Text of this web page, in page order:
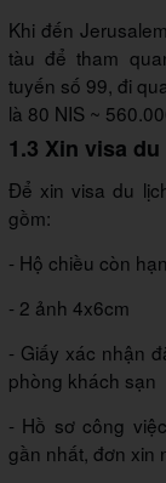
Khi đến
tàu để tham
tuyến số 99, đi
là 80 NIS ~
1.3 Xin visa
Để xin visa du
gồm:
- Hộ chiều còn
- 2 ảnh 4x6cm
- Giấy xác nhận
phòng khách sạn
- Hồ sơ công
gần nhất, đơn xin